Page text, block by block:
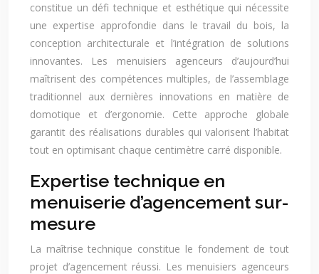
constitue un défi technique et esthétique qui nécessite
une expertise approfondie dans le travail du bois, la
conception architecturale et l’intégration de solutions
innovantes. Les menuisiers agenceurs d’aujourd’hui
maîtrisent des compétences multiples, de l’assemblage
traditionnel aux dernières innovations en matière de
domotique et d’ergonomie. Cette approche globale
garantit des réalisations durables qui valorisent l’habitat
tout en optimisant chaque centimètre carré disponible.
Expertise technique en
menuiserie d’agencement sur-
mesure
La maîtrise technique constitue le fondement de tout
projet d’agencement réussi. Les menuisiers agenceurs